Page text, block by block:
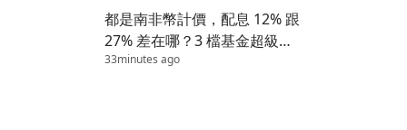
都是南非幣計價，配息 12% 跟
27% 差在哪？3 檔基金超級比
一比
33minutes ago